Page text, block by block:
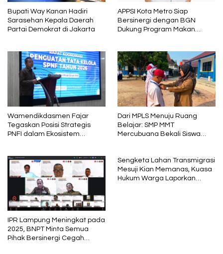
Bupati Way Kanan Hadiri
Sarasehan Kepala Daerah
Partai Demokrat di Jakarta
APPSI Kota Metro Siap
Bersinergi dengan BGN
Dukung Program Makan
Wamendikdasmen Fajar
Tegaskan Posisi Strategis
PNFI dalam Ekosistem
Dari MPLS Menuju Ruang
Belajar: SMP MMT
Mercubuana Bekali Siswa
IPR Lampung Meningkat pada
2025, BNPT Minta Semua
Pihak Bersinergi Cegah
Sengketa Lahan Transmigrasi
Mesuji Kian Memanas, Kuasa
Hukum Warga Laporkan